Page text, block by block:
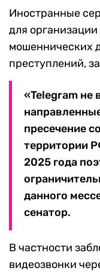
Иностранные
для
мошеннических
преступлений,
«Telegram не
пресечение
территории
2025 года
данного
сенатор.
В частности
видеозвонки